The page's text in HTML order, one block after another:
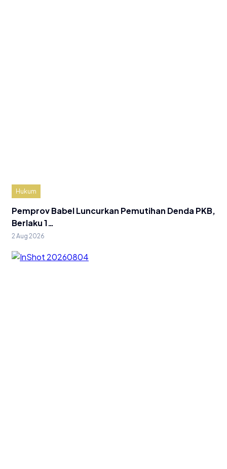
Hukum
Pemprov Babel Luncurkan Pemutihan Denda PKB,
Berlaku 1…
2 Aug 2026